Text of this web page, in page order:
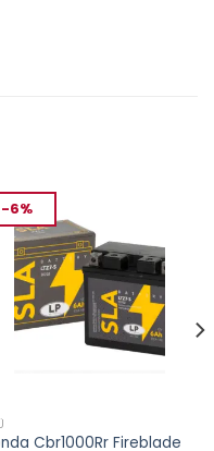
-6%
Cbr1000Rr Fireblade